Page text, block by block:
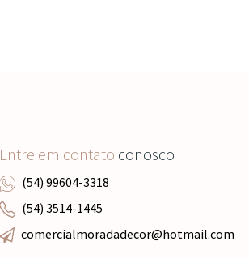
Entre em contato conosco
(54) 99604-3318
(54) 3514-1445
comercialmoradadecor@hotmail.com